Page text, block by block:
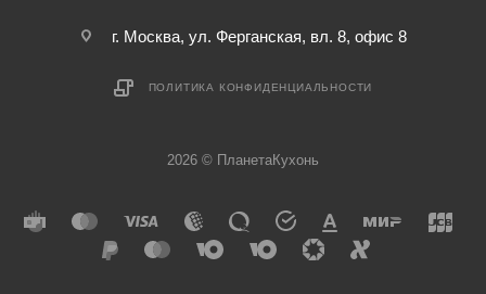
г. Москва, ул. Ферганская, вл. 8, офис 8
ПОЛИТИКА КОНФИДЕНЦИАЛЬНОСТИ
2026 © ПланетаКухонь